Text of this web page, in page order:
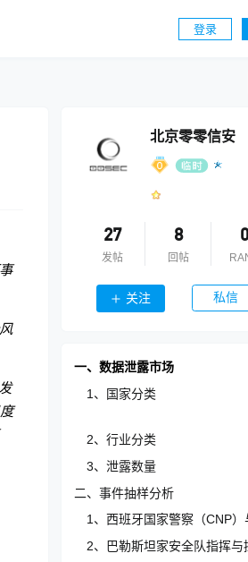
登录
北京零零信安
27
发帖
8
回帖
0
关注 私信
一、数据泄露市场
1、国家分类
2、行业分类
3、泄露数量
二、事件抽样分析